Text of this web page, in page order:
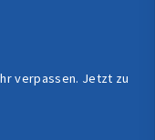
verpassen. Jetzt zu